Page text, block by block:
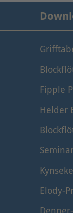
Fipple
Helder
Elody-